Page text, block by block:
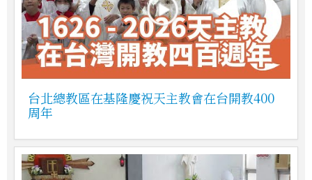
台北總教區在基隆慶祝天主教會在台開教400
周年